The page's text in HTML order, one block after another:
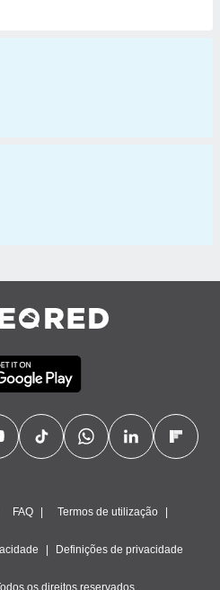
FAQ Termos de utilização
Definições de privacidade
os direitos reservados